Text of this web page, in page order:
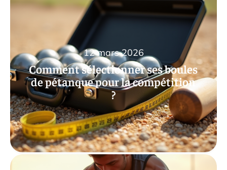
Comment sélectionner ses boules
de pétanque pour la compétition
?
12 mars 2026